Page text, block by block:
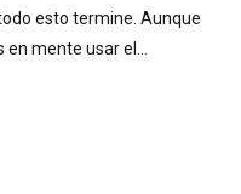
esto termine. Aunque
mente usar el...